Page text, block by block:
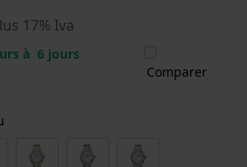
17% Iva
à 6 jours
Comparer